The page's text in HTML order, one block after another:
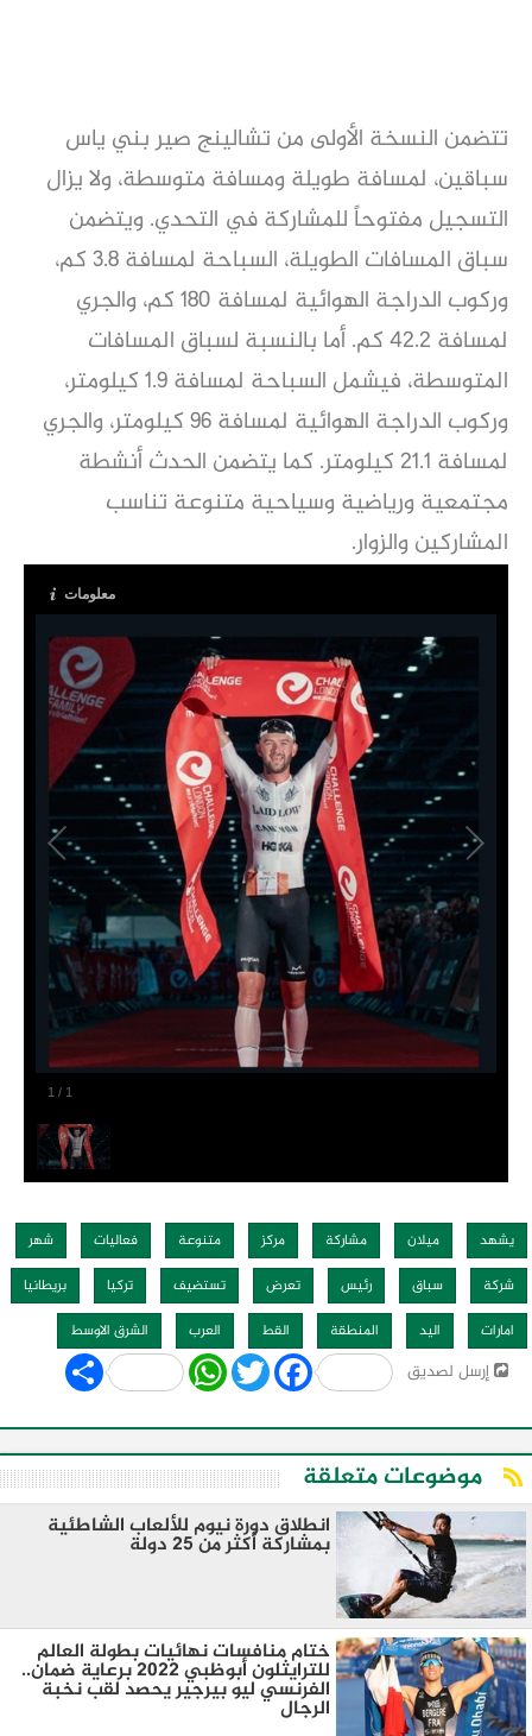
تتضمن النسخة الأولى من تشالينج صير بني ياس
سباقين، لمسافة طويلة ومسافة متوسطة، ولا يزال
التسجيل مفتوحاً للمشاركة في التحدي. ويتضمن
سباق المسافات الطويلة، السباحة لمسافة 3.8 كم،
وركوب الدراجة الهوائية لمسافة 180 كم، والجري
لمسافة 42.2 كم. أما بالنسبة لسباق المسافات
المتوسطة، فيشمل السباحة لمسافة 1.9 كيلومتر،
وركوب الدراجة الهوائية لمسافة 96 كيلومتر، والجري
لمسافة 21.1 كيلومتر. كما يتضمن الحدث أنشطة
مجتمعية ورياضية وسياحية متنوعة تناسب
المشاركين والزوار.
1 / 1
معلومات
يشهد ميلان مشاركة مركز متنوعة فعاليات
شهر
شركة
سباق رئيس تعرض تستضيف تركيا
بريطانيا
امارات
اليد المنطقة القط العرب الشرق الاوسط
إرسل لصديق Share WhatsApp
Twitter Facebook
موضوعات متعلقة
انطلاق دورة نيوم للألعاب الشاطئية
بمشاركة أكثر من 25 دولة
ختام منافسات نهائيات بطولة العالم
للترايثلون أبوظبي 2022 برعاية ضمان..
الفرنسي ليو بيرجير يحصد لقب نخبة
الرجال